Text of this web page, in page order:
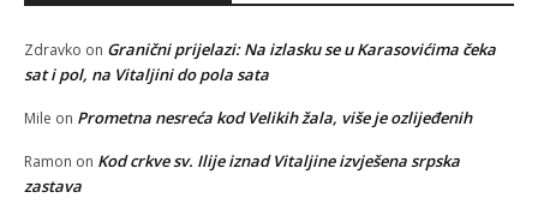
Zdravko on Granični prijelazi: Na izlasku se u Karasovićima čeka
sat i pol, na Vitaljini do pola sata
Mile on Prometna nesreća kod Velikih žala, više je ozlijeđenih
Ramon on Kod crkve sv. Ilije iznad Vitaljine izvješena srpska
zastava